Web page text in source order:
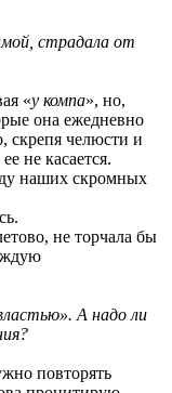
страдала от
«у компа», но,
она ежедневно
скрепя челюсти и
не касается.
наших скромных
не торчала бы
А надо ли
повторять